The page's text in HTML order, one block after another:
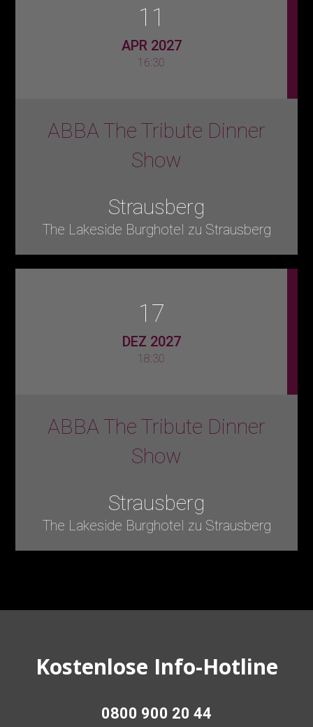
11
APR 2027
16:30
ABBA The Tribute Dinner
Show
Strausberg
The Lakeside Burghotel zu Strausberg
17
DEZ 2027
18:30
ABBA The Tribute Dinner
Show
Strausberg
The Lakeside Burghotel zu Strausberg
Kostenlose Info-Hotline
0800 900 20 44